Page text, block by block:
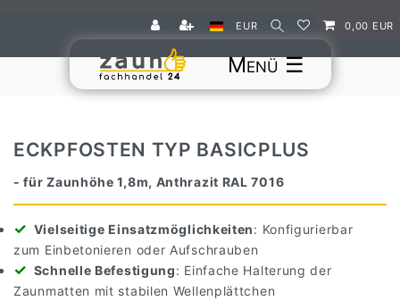
EUR 0,00 EUR
☰
ECKPFOSTEN TYP BASICPLUS
- für Zaunhöhe 1,8m, Anthrazit RAL 7016
Vielseitige Einsatzmöglichkeiten: Konfigurierbar
zum Einbetonieren oder Aufschrauben
Schnelle Befestigung: Einfache Halterung der
Zaunmatten mit stabilen Wellenplättchen